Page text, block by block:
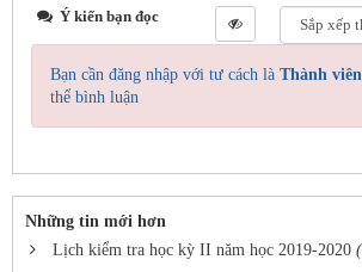
Ý kiến bạn đọc
Bạn cần đăng nhập với tư cách là Thành
thể bình luận
Những tin mới hơn
Lịch kiểm tra học kỳ II năm học 2019-2020